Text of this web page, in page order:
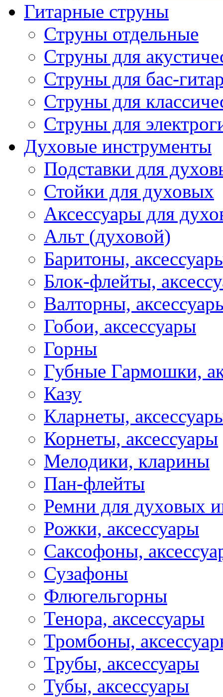
Гитарные струны
Струны отдельные
Струны для
Струны для бас-
Струны для
Струны для
Духовые инструменты
Подставки для
Стойки для духовых
Аксессуары для
Альт (духовой)
Баритоны,
Блок-флейты,
Валторны,
Гобои, аксессуары
Горны
Губные Гармошки,
Казу
Кларнеты,
Корнеты, аксессуары
Мелодики, кларины
Пан-флейты
Ремни для духовых
Рожки, аксессуары
Саксофоны,
Сузафоны
Флюгельгорны
Тенора, аксессуары
Тромбоны,
Трубы, аксессуары
Тубы, аксессуары